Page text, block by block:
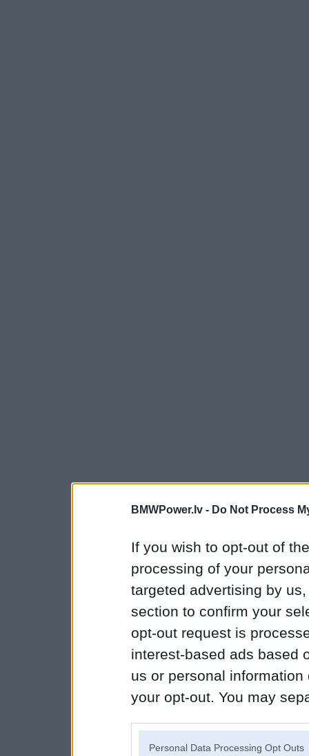
BMWPower.lv - Do Not Process
If you wish to opt-out of
processing of your
targeted advertising by
section to confirm your
opt-out request is
interest-based ads based
us or personal
your opt-out. You may
Personal Data Processing Opt Outs